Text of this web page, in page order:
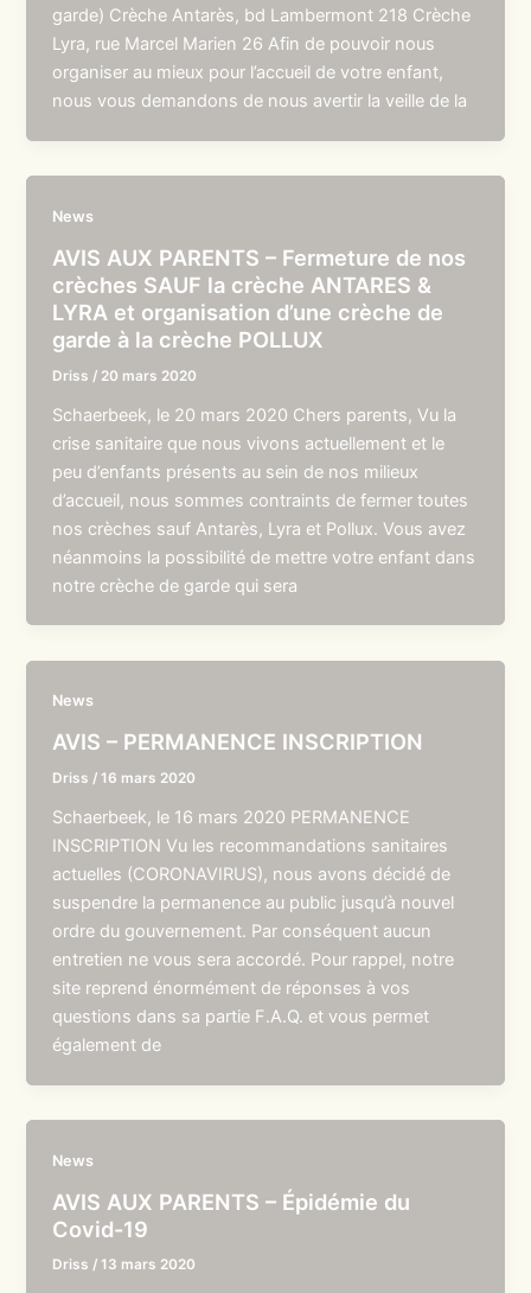
garde) Crèche Antarès, bd Lambermont 218 Crèche
Lyra, rue Marcel Marien 26 Afin de pouvoir nous
organiser au mieux pour l’accueil de votre enfant,
nous vous demandons de nous avertir la veille de la
News
AVIS AUX PARENTS – Fermeture de nos
crèches SAUF la crèche ANTARES &
LYRA et organisation d’une crèche de
garde à la crèche POLLUX
Driss / 20 mars 2020
Schaerbeek, le 20 mars 2020 Chers parents, Vu la
crise sanitaire que nous vivons actuellement et le
peu d’enfants présents au sein de nos milieux
d’accueil, nous sommes contraints de fermer toutes
nos crèches sauf Antarès, Lyra et Pollux. Vous avez
néanmoins la possibilité de mettre votre enfant dans
notre crèche de garde qui sera
News
AVIS – PERMANENCE INSCRIPTION
Driss /16 mars 2020
Schaerbeek, le 16 mars 2020 PERMANENCE
INSCRIPTION Vu les recommandations sanitaires
actuelles (CORONAVIRUS), nous avons décidé de
suspendre la permanence au public jusqu’à nouvel
ordre du gouvernement. Par conséquent aucun
entretien ne vous sera accordé. Pour rappel, notre
site reprend énormément de réponses à vos
questions dans sa partie F.A.Q. et vous permet
également de
News
AVIS AUX PARENTS – Épidémie du
Covid-19
Driss /13 mars 2020